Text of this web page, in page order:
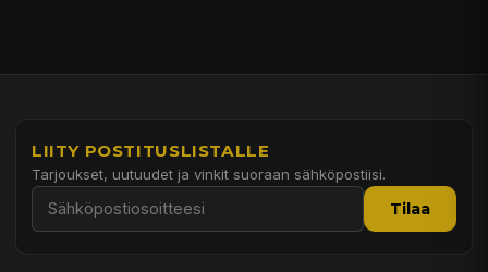
LIITY POSTITUSLISTALLE
Tarjoukset, uutuudet ja vinkit suoraan sähköpostiisi.
Tilaa